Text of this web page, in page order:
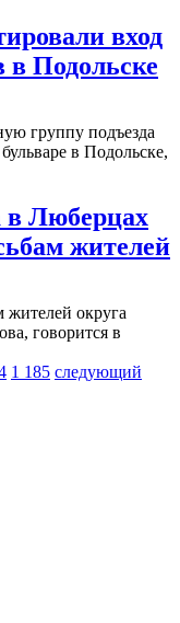
вход
в Подольске
группу подъезда
в Подольске,
в Люберцах
жителей
округа
говорится в
1 185 следующий